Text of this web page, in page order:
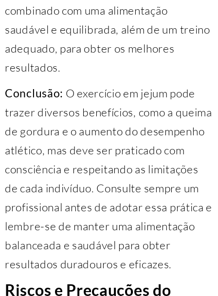
combinado com uma alimentação
saudável e equilibrada, além de um treino
adequado, para obter os melhores
resultados.
Conclusão: O exercício em jejum pode
trazer diversos benefícios, como a queima
de gordura e o aumento do desempenho
atlético, mas deve ser praticado com
consciência e respeitando as limitações
de cada indivíduo. Consulte sempre um
profissional antes de adotar essa prática e
lembre-se de manter uma alimentação
balanceada e saudável para obter
resultados duradouros e eficazes.
Riscos e Precauções do